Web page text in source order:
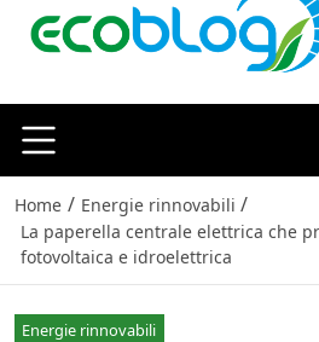
Home / Energie rinnovabili /
La paperella centrale elettrica che
fotovoltaica e idroelettrica
Energie rinnovabili